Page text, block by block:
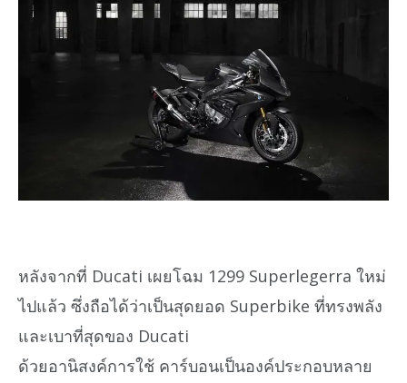
หลังจากที่ Ducati เผยโฉม 1299 Superlegerra ใหม่
ไปแล้ว ซึ่งถือได้ว่าเป็นสุดยอด Superbike ที่ทรงพลัง
และเบาที่สุดของ Ducati
ด้วยอานิสงค์การใช้ คาร์บอนเป็นองค์ประกอบหลาย